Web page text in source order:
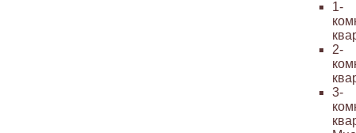
1-
2-
3-